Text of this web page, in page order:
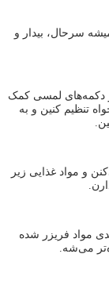
سرحال، بیدار و
دکمه‌های لمسی کمک
تنظیم کنین و به
و مواد غذایی زیر
مواد فریزر شده
می‌شه.